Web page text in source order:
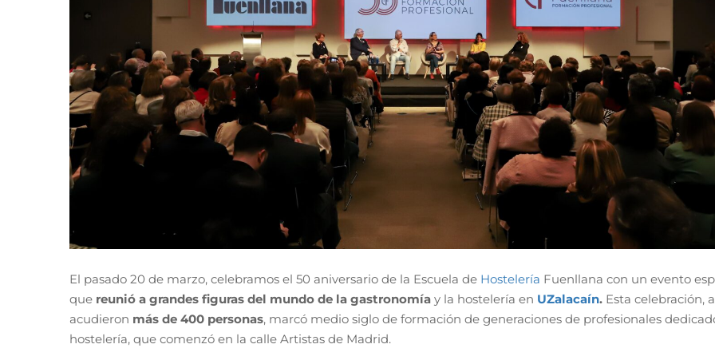
El pasado 20 de marzo, celebramos el 50 aniversario de la Escuela de Hostelería Fuenllana con un evento
que reunió a grandes figuras del mundo de la gastronomía y la hostelería en UZalacaín. Esta celebración,
acudieron más de 400 personas, marcó medio siglo de formación de generaciones de profesionales
hostelería, que comenzó en la calle Artistas de Madrid.